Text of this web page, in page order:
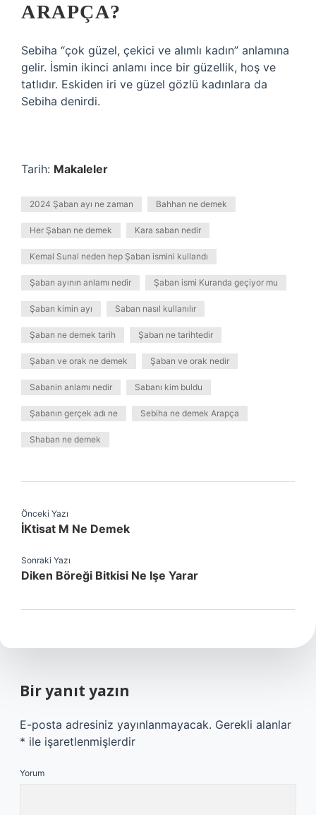
ARAPÇA?
Sebiha “çok güzel, çekici ve alımlı kadın” anlamına
gelir. İsmin ikinci anlamı ince bir güzellik, hoş ve
tatlıdır. Eskiden iri ve güzel gözlü kadınlara da
Sebiha denirdi.
Tarih: Makaleler
2024 Şaban ayı ne zaman Bahhan ne demek
Her Şaban ne demek Kara saban nedir
Kemal Sunal neden hep Şaban ismini kullandı
Şaban ayının anlamı nedir Şaban ismi Kuranda geçiyor mu
Şaban kimin ayı Saban nasıl kullanılır
Şaban ne demek tarih Şaban ne tarihtedir
Şaban ve orak ne demek Şaban ve orak nedir
Sabanin anlamı nedir Sabanı kim buldu
Şabanın gerçek adı ne Sebiha ne demek Arapça
Shaban ne demek
Önceki Yazı
İKtisat M Ne Demek
Sonraki Yazı
Diken Böreği Bitkisi Ne Işe Yarar
Bir yanıt yazın
E-posta adresiniz yayınlanmayacak. Gerekli alanlar
* ile işaretlenmişlerdir
Yorum